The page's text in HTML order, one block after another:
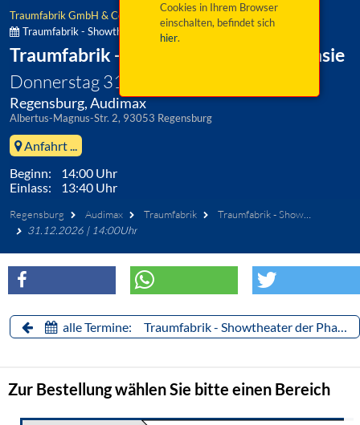
Cookies in Ihrem Browser
einschalten, befindet sich
hier.
Traumfabrik GmbH & Co. KG
Traumfabrik - Showtheater der Phantasie:
Traumfabrik - Showtheater der Phantasie
Donnerstag 31. Dezember 2026
Regensburg, Audimax
Albertus-Magnus-Str. 2, 93053 Regensburg
Anfahrt ...
Beginn: 14:00 Uhr
Einlass: 13:40 Uhr
Regensburg Audimax Traumfabrik
Traumfabrik - Showtheater der Phantasie
31.12.2026 | 14:00Uhr
alle Termine: Traumfabrik - Showtheater der Phantasie
Zur Bestellung wählen Sie bitte einen Bereich